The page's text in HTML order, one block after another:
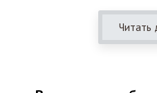
заезда крупной техники,
грунтовых вод. Служат до 50
необходимо удалять ил,
Мы установим Вам емкости
сточных вод по
Читать